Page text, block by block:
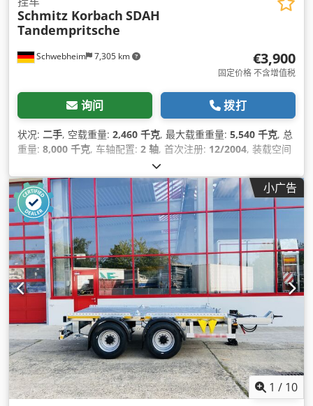
Schwebheim 7,305 km
Schmitz Korbach SDAH
Tandempritsche
€3,900
固定价格 不含增值税
询问 拨打
状况: 二手, 空载重量: 2,460 千克, 最大载重重量: 5,540 千克, 总
重量: 8,000 千克, 车轴配置: 2 轴, 首次注册: 12/2004, 装载空间
其他, 轮胎尺寸:
距:990 毫米, 颜色:其他, 齿轮类型:其他, 前轮轮胎规格:235/75
R 17,5, 后轮轮胎尺寸: 235/75 R 17,5, 驾驶室:其他 , 排放等级:
无, 设备: 压缩空气制动器,
小广告
1 / 10